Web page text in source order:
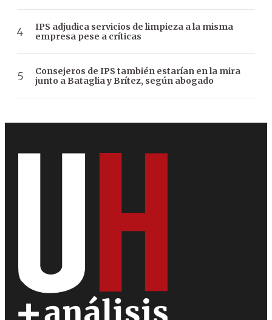
IPS adjudica servicios de limpieza a la misma
empresa pese a críticas
Consejeros de IPS también estarían en la mira
junto a Bataglia y Brítez, según abogado